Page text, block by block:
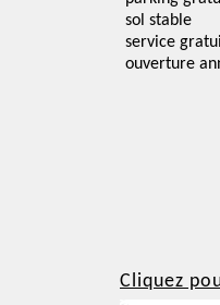
sol stable
service
ouverture
Cliquez